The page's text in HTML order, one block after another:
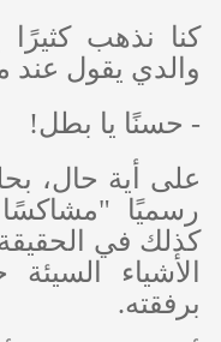
كنا نذهب
والدي يقول عند
- حسنًا يا بطل!
على أية حال،
رسميًا
كذلك في
الأشياء
برفقته.